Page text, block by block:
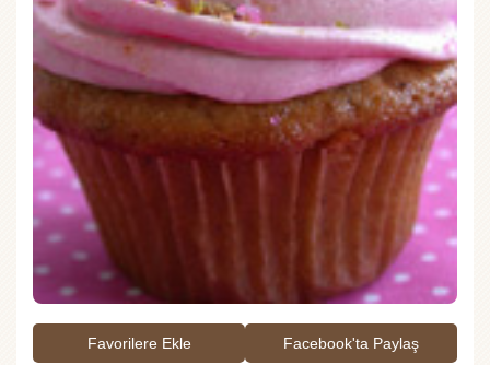
Favorilere Ekle Facebook'ta Paylaş